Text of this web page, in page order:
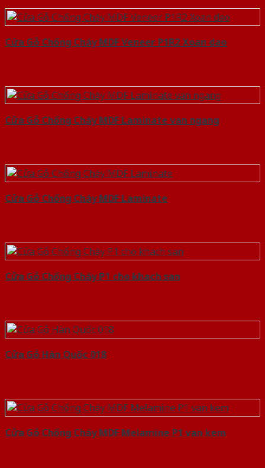
Cửa Gỗ Chống Cháy MDF Veneer P1R2 Xoan dao
Cửa Gỗ Chống Cháy MDF Laminate van ngang
Cửa Gỗ Chống Cháy MDF Laminate
Cửa Gỗ Chống Cháy P1 cho khach san
Cửa Gỗ Hàn Quốc 018
Cửa Gỗ Chống Cháy MDF Melamine P1 van kem